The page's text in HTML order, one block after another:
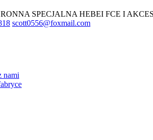
SPECJALNA HEBEI FCE I
scott0556@foxmail.com
nami